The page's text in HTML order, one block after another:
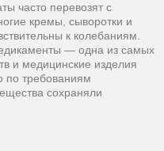
часто перевозят с
кремы, сыворотки и
к колебаниям.
— одна из самых
и медицинские изделия
по требованиям
сохраняли